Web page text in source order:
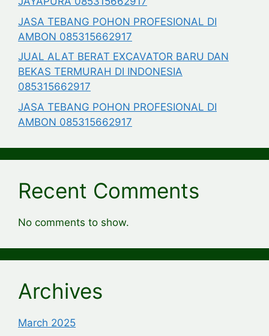
JASA TEBANG POHON PROFESIONAL DI
AMBON 085315662917
JUAL ALAT BERAT EXCAVATOR BARU DAN
BEKAS TERMURAH DI INDONESIA
085315662917
JASA TEBANG POHON PROFESIONAL DI
AMBON 085315662917
Recent Comments
No comments to show.
Archives
March 2025